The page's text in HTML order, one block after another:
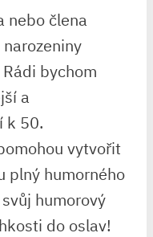
nebo člena
bychom
a
k 50.
vytvořit
plný ​humorného
humorový
do oslav!